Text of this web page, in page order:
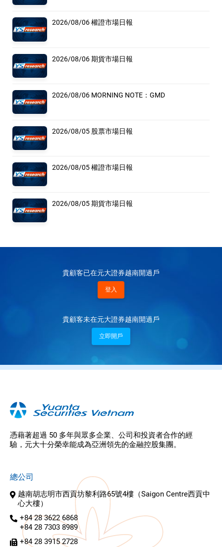
2026/08/06 權證市場日報
2026/08/06 期貨市場日報
2026/08/06 MORNING NOTE：GMD
2026/08/05 股票市場日報
2026/08/05 權證市場日報
2026/08/05 期貨市場日報
貴顧客已在元大證券越南開過戶
登入
貴顧客未在元大證券越南開過戶
立即開戶
憑藉著超過 50 多年與眾多企業、公司和投資者合作的經
驗，元大十分榮幸能成為亞洲領先的金融控股集團。
總公司
越南胡志明市西貢坊黎利路65號4樓（Saigon Centre西貢中
心大樓）
+84 28 3622 6868
+84 28 7303 8989
+84 28 3915 2728